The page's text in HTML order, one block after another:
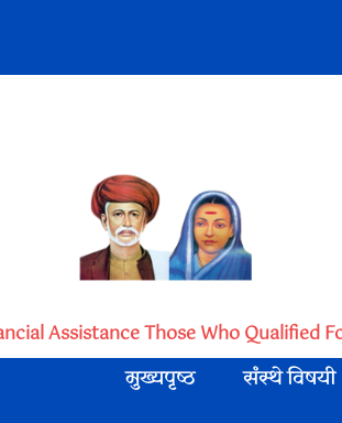
Assistance Those Who Qualified
मुख्यपृष्ठ
संस्थे विषयी